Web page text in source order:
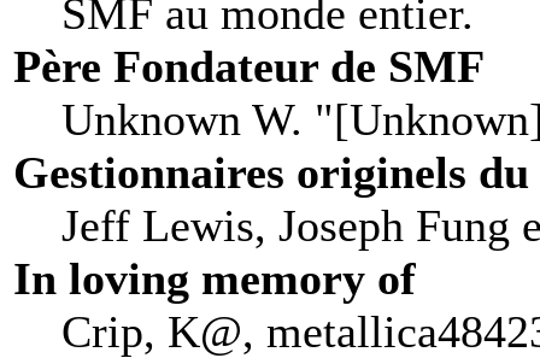
SMF au monde entier.
Père Fondateur de SMF
Unknown W.
Gestionnaires originels
Jeff Lewis, Joseph Fung
In loving memory of
Crip, K@,